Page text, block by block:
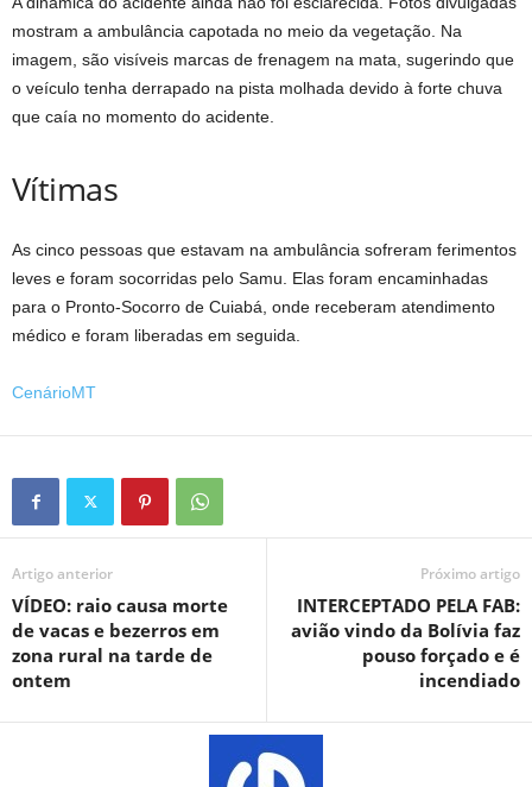
mostram a ambulância capotada no meio da vegetação. Na
imagem, são visíveis marcas de frenagem na mata, sugerindo que
o veículo tenha derrapado na pista molhada devido à forte chuva
que caía no momento do acidente.
Vítimas
As cinco pessoas que estavam na ambulância sofreram ferimentos
leves e foram socorridas pelo Samu. Elas foram encaminhadas
para o Pronto-Socorro de Cuiabá, onde receberam atendimento
médico e foram liberadas em seguida.
CenárioMT
Artigo anterior
VÍDEO: raio causa morte
de vacas e bezerros em
zona rural na tarde de
ontem
Próximo artigo
INTERCEPTADO PELA FAB:
avião vindo da Bolívia faz
pouso forçado e é
incendiado